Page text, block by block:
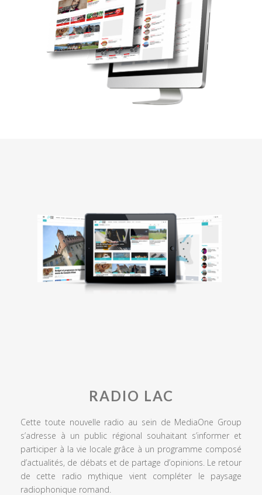
RADIO LAC
Cette toute nouvelle radio au sein de MediaOne Group
s’adresse à un public régional souhaitant s’informer et
participer à la vie locale grâce à un programme composé
d’actualités, de débats et de partage d’opinions. Le retour
de cette radio mythique vient compléter le paysage
radiophonique romand.